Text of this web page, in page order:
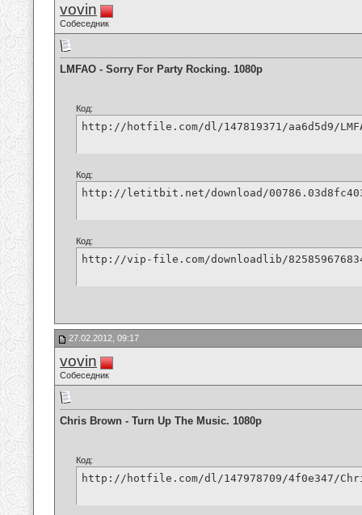
vovin
Собеседник
LMFAO - Sorry For Party Rocking. 1080p
Код:
http://hotfile.com/dl/147819371/aa6d5d9/
Код:
http://letitbit.net/download/
Код:
http://vip-file.com/downloadlib/
27.02.2012, 09:17
vovin
Собеседник
Chris Brown - Turn Up The Music. 1080p
Код:
http://hotfile.com/dl/147978709/4f0e347/